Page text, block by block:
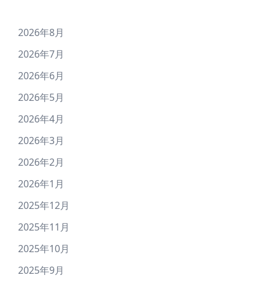
2026年8月
2026年7月
2026年6月
2026年5月
2026年4月
2026年3月
2026年2月
2026年1月
2025年12月
2025年11月
2025年10月
2025年9月